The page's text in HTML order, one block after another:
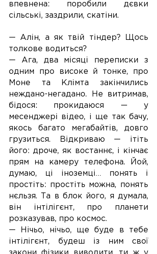
впевнена: поробили дєвки
сільські, заздрили, скатіни.
— Алін, а як твій тіндер? Щось
толкове водиться?
— Ага, два місяці переписки з
одним про високе й тонке, про
Моне та Клімта закінчились
неждано-негадано. Не витримав,
бідося: прокидаюся — у
месенджері відео, і ще так бачу,
якось багато мегабайтів, довго
грузиться. Відкриваю — ітіть
його: дроче, як востаннє, і кінчає
прям на камеру телефона. Йой,
думаю, ці іноземці… понять і
простіть: простіть можна, понять
нєльзя. Та в блок його, я думала,
він інтілігєнт, про планети
розказував, про космос.
— Нічьо, нічьо, ще буде в тебе
інтілігєнт, будеш із ним свої